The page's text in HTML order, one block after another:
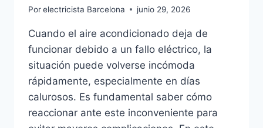
Porelectricista Barcelona junio 29, 2026
Cuando el aire acondicionado deja de
funcionar debido a un fallo eléctrico, la
situación puede volverse incómoda
rápidamente, especialmente en días
calurosos. Es fundamental saber cómo
reaccionar ante este inconveniente para